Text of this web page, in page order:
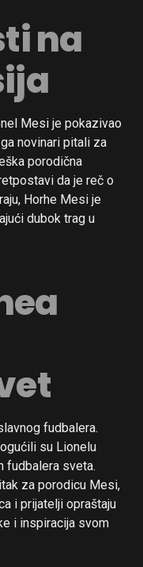
na
Mesi je pokazivao
novinari pitali za
porodična
da je reč o
Horhe Mesi je
dubok trag u
fudbalera.
su Lionelu
fudbalera sveta.
za porodicu Mesi,
i prijatelji opraštaju
i inspiracija svom